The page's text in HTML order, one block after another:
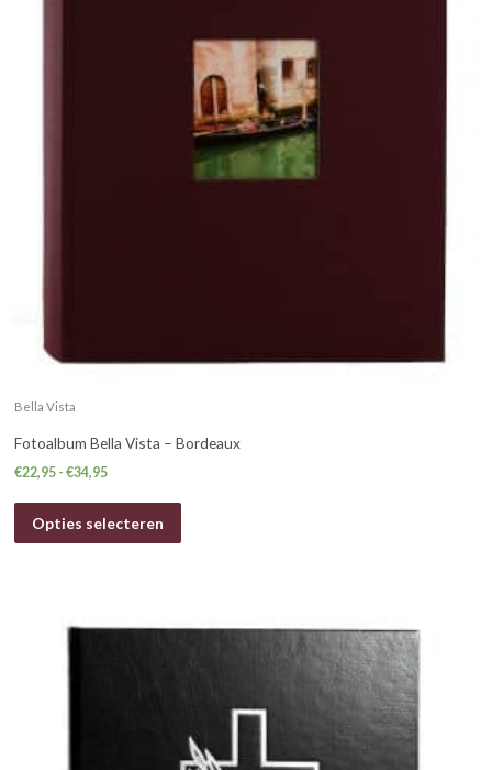
Bella Vista
Fotoalbum Bella Vista – Bordeaux
€22,95 - €34,95
Opties selecteren